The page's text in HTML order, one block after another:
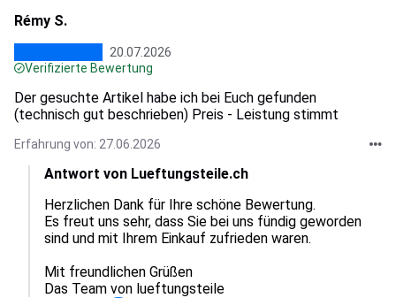
Rémy S.
20.07.2026
Verifizierte Bewertung
Der gesuchte Artikel habe ich bei Euch gefunden
(technisch gut beschrieben) Preis - Leistung stimmt
Erfahrung von: 27.06.2026
Antwort von Lueftungsteile.ch
Herzlichen Dank für Ihre schöne Bewertung.
Es freut uns sehr, dass Sie bei uns fündig geworden
sind und mit Ihrem Einkauf zufrieden waren.
Mit freundlichen Grüßen
Das Team von lueftungsteile